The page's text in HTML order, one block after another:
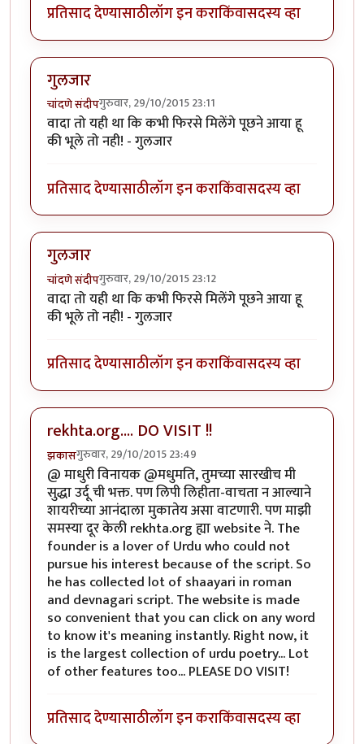
प्रतिसाद देण्यासाठीलॉग इन कराकिंवासदस्य व्हा
गुलजार
चांदणे संदीपगुरुवार, 29/10/2015 23:11
वादा तो यही था कि कभी फिरसे मिलेंगे पूछने आया हू
की भूले तो नही! - गुलजार
प्रतिसाद देण्यासाठीलॉग इन कराकिंवासदस्य व्हा
गुलजार
चांदणे संदीपगुरुवार, 29/10/2015 23:12
वादा तो यही था कि कभी फिरसे मिलेंगे पूछने आया हू
की भूले तो नही! - गुलजार
प्रतिसाद देण्यासाठीलॉग इन कराकिंवासदस्य व्हा
rekhta.org.... DO VISIT !!
झकासगुरुवार, 29/10/2015 23:49
@ माधुरी विनायक @मधुमति, तुमच्या सारखीच मी
सुद्धा उर्दू ची भक्त. पण लिपी लिहीता-वाचता न आल्याने
शायरीच्या आनंदाला मुकातेय असा वाटणारी. पण माझी
समस्या दूर केली rekhta.org ह्या website ने. The
founder is a lover of Urdu who could not
pursue his interest because of the script. So
he has collected lot of shaayari in roman
and devnagari script. The website is made
so convenient that you can click on any word
to know it's meaning instantly. Right now, it
is the largest collection of urdu poetry... Lot
of other features too... PLEASE DO VISIT!
प्रतिसाद देण्यासाठीलॉग इन कराकिंवासदस्य व्हा